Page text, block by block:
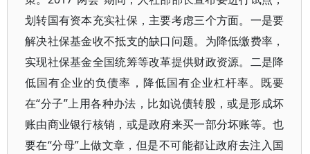
划转国有资本充实社保，主要考虑三个方面。一是要
解决社保基金收不抵支的缺口问题。为降低缴费率，
实现社保基金全国统筹等改革提供财政资源。二是降
低国有企业的负债率，降低国有企业杠杆率。既要
在“分子”上用各种办法，比如说债转股，或是形成坏
账由商业银行核销，或是政府来买一部分坏账等。也
要在“分母”上做文章，但是不可能都让政府去注入国